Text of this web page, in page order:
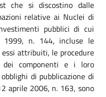
che si discostino dalle
relative ai Nuclei di
pubblici di cui
n. 144, incluse le
attribuiti, le procedure
componenti e i loro
di pubblicazione di
aprile 2006, n. 163, sono